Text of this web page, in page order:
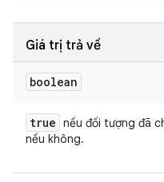
Giá trị trả về
boolean
true nếu đối tượng đã
nếu không.